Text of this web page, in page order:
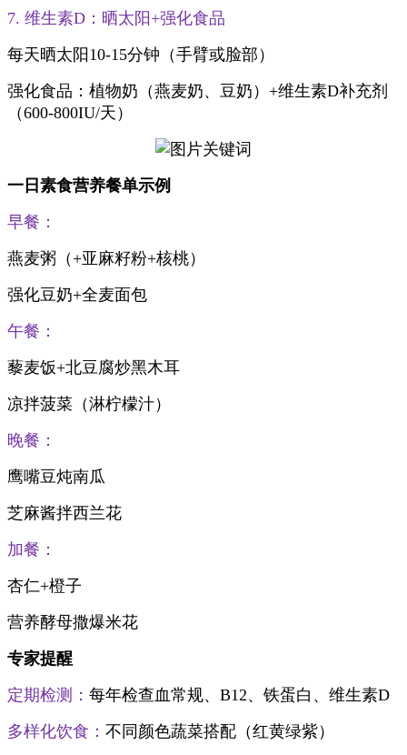
7. 维生素D：晒太阳+强化食品
每天晒太阳10-15分钟（手臂或脸部）
强化食品：植物奶（燕麦奶、豆奶）+维生素D补充剂
（600-800IU/天）
一日素食营养餐单示例
早餐：
燕麦粥（+亚麻籽粉+核桃）
强化豆奶+全麦面包
午餐：
藜麦饭+北豆腐炒黑木耳
凉拌菠菜（淋柠檬汁）
晚餐：
鹰嘴豆炖南瓜
芝麻酱拌西兰花
加餐：
杏仁+橙子
营养酵母撒爆米花
专家提醒
定期检测： 每年检查血常规、B12、铁蛋白、维生素D
多样化饮食： 不同颜色蔬菜搭配（红黄绿紫）